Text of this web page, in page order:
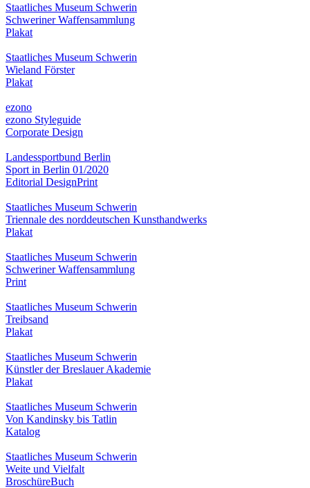
Staatliches Museum Schwerin
Schweriner Waffensammlung
Plakat
Staatliches Museum Schwerin
Wieland Förster
Plakat
ezono
ezono Styleguide
Corporate Design
Landessportbund Berlin
Sport in Berlin 01/2020
Editorial DesignPrint
Staatliches Museum Schwerin
Triennale des norddeutschen Kunsthandwerks
Plakat
Staatliches Museum Schwerin
Schweriner Waffensammlung
Print
Staatliches Museum Schwerin
Treibsand
Plakat
Staatliches Museum Schwerin
Künstler der Breslauer Akademie
Plakat
Staatliches Museum Schwerin
Von Kandinsky bis Tatlin
Katalog
Staatliches Museum Schwerin
Weite und Vielfalt
BroschüreBuch